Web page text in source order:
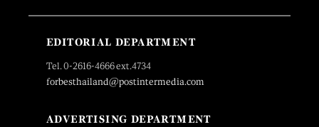
EDITORIAL DEPARTMENT
Tel. 0-2616-4666 ext.4734
forbesthailand@postintermedia.com
ADVERTISING DEPARTMENT